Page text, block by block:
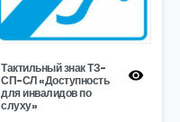
Тактильный знак ТЗ-
СП-СЛ «Доступность
для инвалидов по
слуху»